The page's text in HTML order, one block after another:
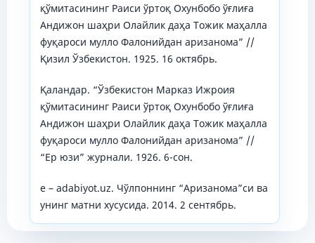
қўмитасининг Раиси ўртоқ Охунбобо ўғлиға
Андижон шаҳри Олайлик даҳа Тожик маҳалла
фуқароси мулло Фалонийдан аризанома” //
Қизил Ўзбекистон. 1925. 16 октябрь.
Қаландар. “Ўзбекистон Марказ Ижроия
қўмитасининг Раиси ўртоқ Охунбобо ўғлиға
Андижон шаҳри Олайлик даҳа Тожик маҳалла
фуқароси мулло Фалонийдан аризанома” //
“Ер юзи” журнали. 1926. 6-сон.
e – adabiyot.uz. Чўлпоннинг “Аризанома”си ва
унинг матни хусусида. 2014. 2 сентябрь.